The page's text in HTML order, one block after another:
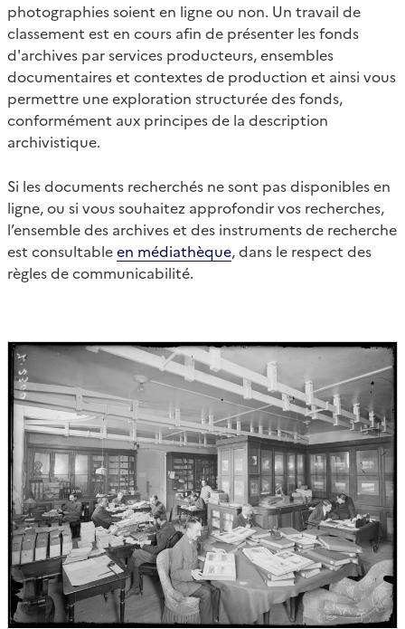
photographies soient en ligne ou non. Un travail de
classement est en cours afin de présenter les fonds
d'archives par services producteurs, ensembles
documentaires et contextes de production et ainsi vous
permettre une exploration structurée des fonds,
conformément aux principes de la description
archivistique.
Si les documents recherchés ne sont pas disponibles en
ligne, ou si vous souhaitez approfondir vos recherches,
l’ensemble des archives et des instruments de recherche
est consultableen médiathèque, dans le respect des
règles de communicabilité.